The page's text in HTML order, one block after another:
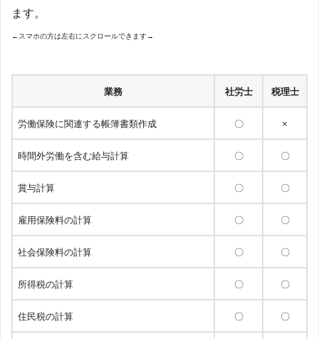
ます。
←スマホの方は左右にスクロールできます→
業務 社労士 税理士
労働保険に関連する帳簿書類作成 〇 ×
時間外労働を含む給与計算 〇 〇
賞与計算 〇 〇
雇用保険料の計算 〇 〇
社会保険料の計算 〇 〇
所得税の計算 〇 〇
住民税の計算 〇 〇